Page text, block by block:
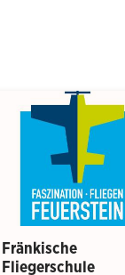
Fränkische
Fliegerschule